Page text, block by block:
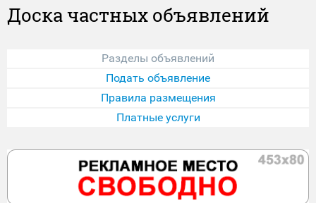
Доска частных объявлений
Разделы объявлений
Подать объявление
Правила размещения
Платные услуги